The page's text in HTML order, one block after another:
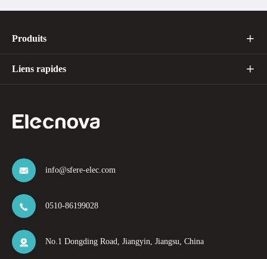
Produits 
Liens rapides 
 info@sfere-elec.com
 0510-86199028
 No.1 Dongding Road, Jiangyin, Jiangsu, China